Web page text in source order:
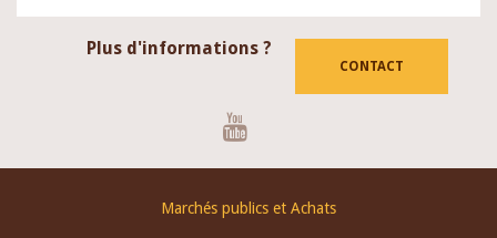
Plus d'informations ?
CONTACT
Marchés publics et Achats